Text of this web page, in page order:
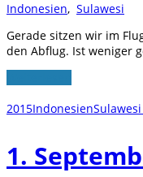
Indonesien, Sulawesi
Gerade sitzen wir im
den Abflug. Ist weniger
2015Indonesien
1.